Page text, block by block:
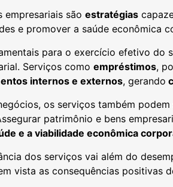
empresariais são estratégias
e promover a saúde econômica
para o exercício efetivo
Serviços como empréstimos,
internos e externos, gerando
os serviços também
patrimônio e bens
e a viabilidade econômica
dos serviços vai além do
vista as consequências positivas